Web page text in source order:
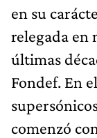
en su
relegada en
últimas
Fondef. En
comenzó